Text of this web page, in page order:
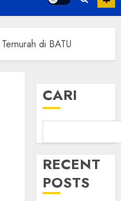
di BATU
CARI
RECENT
POSTS